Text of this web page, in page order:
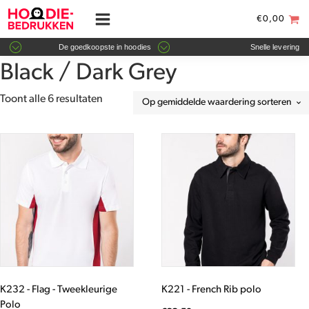
€0,00
De goedkoopste in hoodies Snelle levering
Black / Dark Grey
Toont alle 6 resultaten Gesorteerd
K232 - Flag - Tweekleurige
Polo
variaties.
Deze
gekozen
op
de
K221 - French Rib polo
meerdere
variaties.
optie
gekozen
op
de